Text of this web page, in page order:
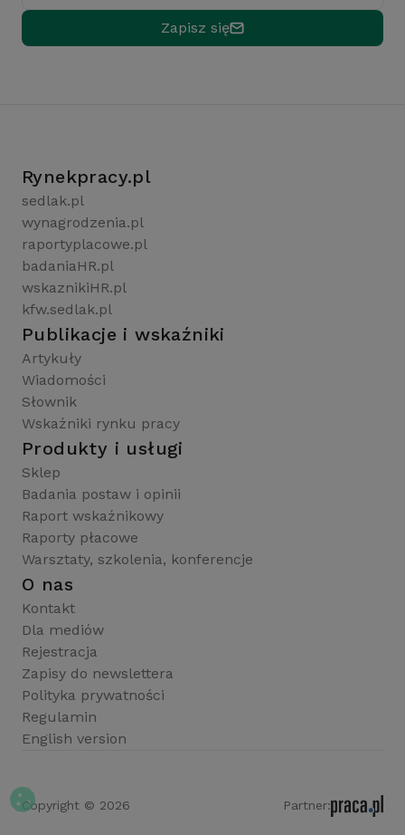
Zapisz się
Rynekpracy.pl
sedlak.pl
wynagrodzenia.pl
raportyplacowe.pl
badaniaHR.pl
wskaznikiHR.pl
kfw.sedlak.pl
Publikacje i wskaźniki
Artykuły
Wiadomości
Słownik
Wskaźniki rynku pracy
Produkty i usługi
Sklep
Badania postaw i opinii
Raport wskaźnikowy
Raporty płacowe
Warsztaty, szkolenia, konferencje
O nas
Kontakt
Dla mediów
Rejestracja
Zapisy do newslettera
Polityka prywatności
Regulamin
English version
Copyright © 2026 Partner: